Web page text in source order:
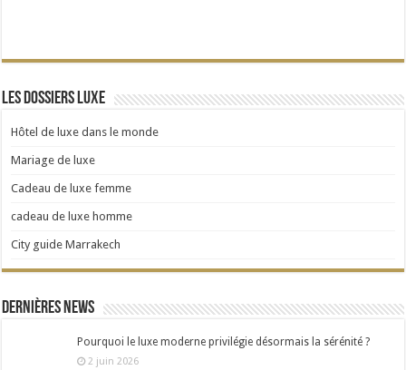
Les dossiers Luxe
Hôtel de luxe dans le monde
Mariage de luxe
Cadeau de luxe femme
cadeau de luxe homme
City guide Marrakech
Dernières news
Pourquoi le luxe moderne privilégie désormais la sérénité ?
2 juin 2026